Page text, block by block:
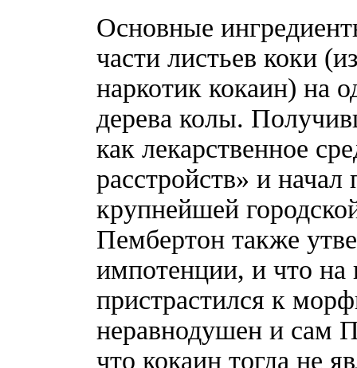
Основные
части листьев коки
наркотик кокаин) на
дерева колы.
как лекарственное
расстройств» и начал
крупнейшей
Пембертон также
импотенции, и что на
пристрастился к
неравнодушен и сам
что кокаин тогда не